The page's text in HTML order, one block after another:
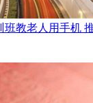
班教老人用手机